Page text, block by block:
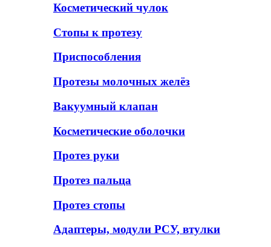
Косметический чулок
Стопы к протезу
Приспособления
Протезы молочных желёз
Вакуумный клапан
Косметические оболочки
Протез руки
Протез пальца
Протез стопы
Адаптеры, модули РСУ, втулки